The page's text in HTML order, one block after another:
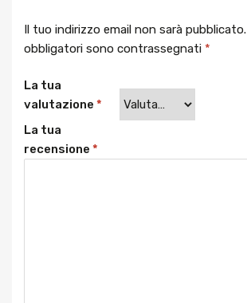
Il tuo indirizzo email non sarà pubblicato.
obbligatori sono contrassegnati *
La tua
valutazione *
La tua
recensione *